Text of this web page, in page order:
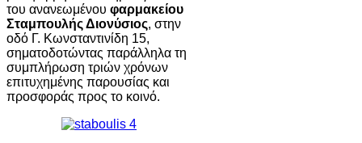
του ανανεωμένου φαρμακείου
Σταμπουλής Διονύσιος, στην
οδό Γ. Κωνσταντινίδη 15,
σηματοδοτώντας παράλληλα τη
συμπλήρωση τριών χρόνων
επιτυχημένης παρουσίας και
προσφοράς προς το κοινό.